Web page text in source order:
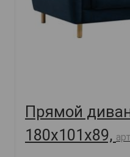
Прямой
180х101х89,